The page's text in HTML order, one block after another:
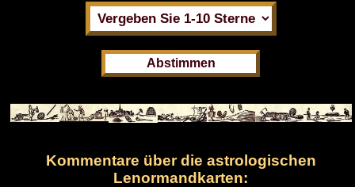
Kommentare über die astrologischen
Lenormandkarten: